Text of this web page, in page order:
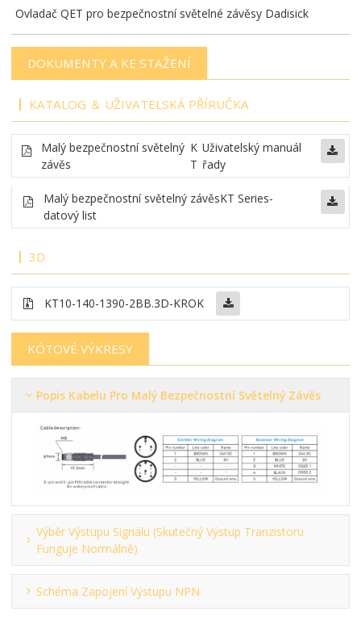
Ovladač QET pro bezpečnostní světelné závěsy Dadisick
DOKUMENTY A KE STAŽENÍ
KATALOG ＆ UŽIVATELSKÁ PŘÍRUČKA
Malý bezpečnostní světelný
závěs
K
T
Uživatelský manuál
řady
Malý bezpečnostní světelný závěsKT Series-
datový list
3D
KT10-140-1390-2BB.3D-KROK
KÓTOVÉ VÝKRESY
Popis Kabelu Pro Malý Bezpečnostní Světelný Závěs
Výběr Výstupu Signálu (skutečný Výstup Tranzistoru
Funguje Normálně)
Schéma Zapojení Výstupu NPN